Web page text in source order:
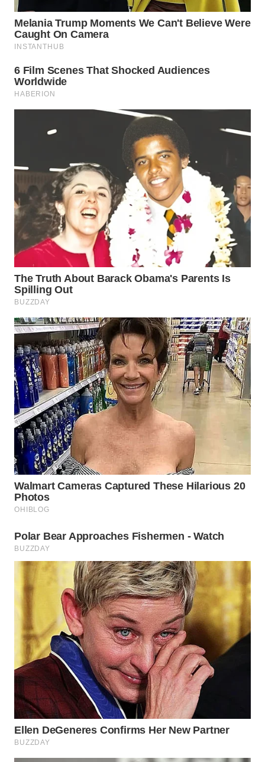
WN
BEKASI
WN
BOGOR
WN
TAPANULI
WN
SAMOSIR
WN
PADANG
LAWAS
SUMEDANG
WN
CIANJUR
WN
KEPULAUAN
SERIBU
WN
TANGERANG
WN
BINJAI
WN
CIREBON
WN
INDRAMAYU
WN
KUNINGAN
MAJALENGKA
WN
SUBANG